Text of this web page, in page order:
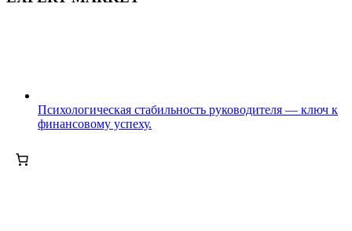
Психологическая стабильность руководителя — ключ к
финансовому успеху.